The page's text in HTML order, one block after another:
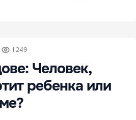
1 249
Человек,
ребенка или